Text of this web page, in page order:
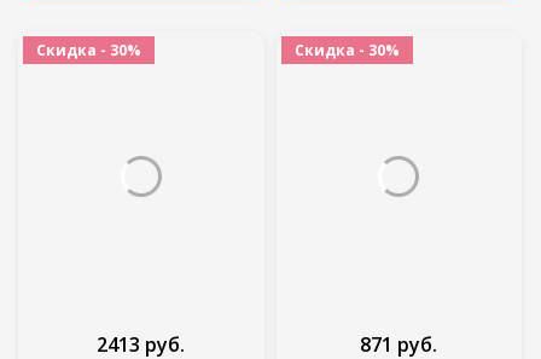
каждый день или на выход;
Комплект с шортами; Прямая
набором подходящих
сумочек, Повседневная
Скидка - 30%
2413 руб.
Скидка - 30%
871 руб.